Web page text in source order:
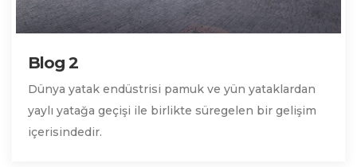
Blog 2
Dünya yatak endüstrisi pamuk ve yün yataklardan
yaylı yatağa geçişi ile birlikte süregelen bir gelişim
içerisindedir.